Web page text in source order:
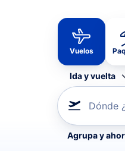
Vuelos
Ida y vuelta
Dónde
Refina tu
Agrupa y